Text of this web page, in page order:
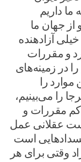
داریم
جهان ما
آزادهنده
و مقررات
در زمینه‌های
را
را می‌بینیم،
مقررات و
عقلانی عمل
است
وقتی برای هر